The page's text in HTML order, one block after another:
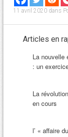
11 avril 2020dans
Articles en
La nouvelle
: un
La
en cours
l’ « affaire